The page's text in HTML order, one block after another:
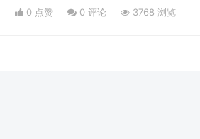
0 点赞 0 评论 3768 浏览